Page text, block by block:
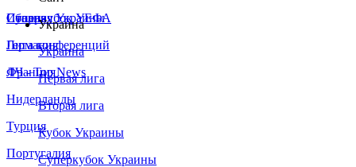
Сборная Украины
Италия
Германия
Франция
Нидерланды
Турция
Португалия
Суперкубок УЕФА
Лига конференций
ЛЧ - Top News
Украина
Украина
Первая лига
Вторая лига
Кубок Украины
Суперкубок Украины